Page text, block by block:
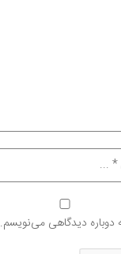
دوباره دیدگاهی می‌نویسم.